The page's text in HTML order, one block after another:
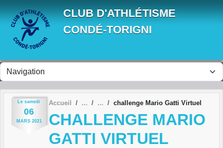
CLUB D'ATHLÉTISME
CONDÉ-TORIGNI
Le samedi
06
MARS 2021
Accueil challenge Mario Gatti Virtuel
CHALLENGE MARIO
GATTI VIRTUEL